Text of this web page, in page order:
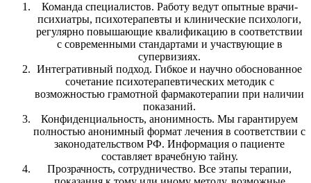
Команда специалистов. Работу ведут опытные врачи-
психиатры, психотерапевты и клинические психологи,
регулярно повышающие квалификацию в соответствии
с современными стандартами и участвующие в
супервизиях.
Интегративный подход. Гибкое и научно обоснованное
сочетание психотерапевтических методик с
возможностью грамотной фармакотерапии при наличии
показаний.
Конфиденциальность, анонимность. Мы гарантируем
полностью анонимный формат лечения в соответствии с
законодательством РФ. Информация о пациенте
составляет врачебную тайну.
Прозрачность, сотрудничество. Все этапы терапии,